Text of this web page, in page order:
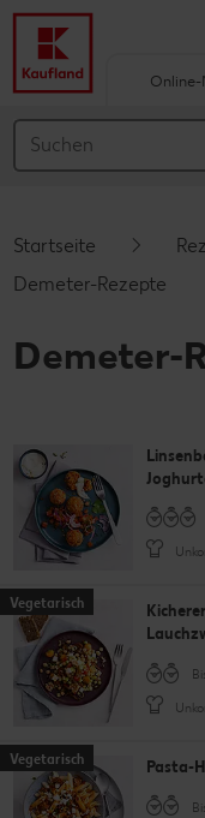
Hauptinhalt
Schwebender
Startseite
Demeter-Rezepte
Demeter-
Vegetarisch
Vegetarisch Pasta-